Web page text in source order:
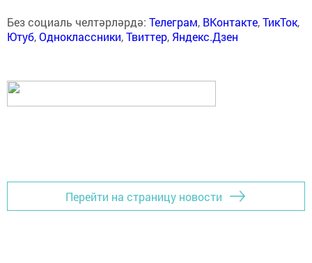
Без социаль челтәрләрдә: Телеграм, ВКонтакте,ТикТок,
Ютуб,Одноклассники,Твиттер, Яндекс.Дзен
Перейти на страницу новости